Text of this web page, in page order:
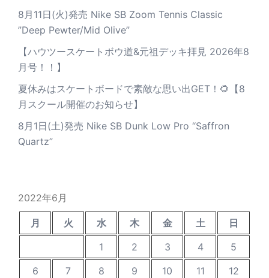
8月11日(火)発売 Nike SB Zoom Tennis Classic
”Deep Pewter/Mid Olive”
【ハウツースケートボウ道&元祖デッキ拝見 2026年8
月号！！】
夏休みはスケートボードで素敵な思い出GET！🌻【8
月スクール開催のお知らせ】
8月1日(土)発売 Nike SB Dunk Low Pro “Saffron
Quartz”
2022年6月
月 火 水 木 金 土
日
1
2 3 4
5
6
7 8 9 10 11
12